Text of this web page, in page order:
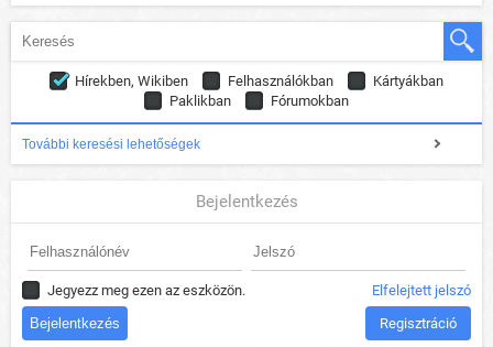
Hírekben, Wikiben Felhasználókban
Kártyákban
Paklikban
Fórumokban
További keresési lehetőségek
Bejelentkezés
Jegyezz meg ezen az eszközön. Elfelejtett jelszó
Regisztráció